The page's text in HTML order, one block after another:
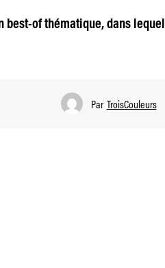
best-of thématique, dans lequel
Par TroisCouleurs